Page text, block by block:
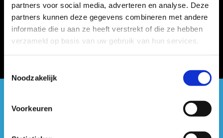
partners voor social media, adverteren en analyse. Deze
partners kunnen deze gegevens combineren met andere
informatie die u aan ze heeft verstrekt of die ze hebben
verzameld op basis van uw gebruik van hun services.
Noodzakelijk
Voorkeuren
#sportersbelevenmeer